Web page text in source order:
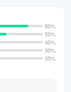
80%
50%
40%
30%
35%